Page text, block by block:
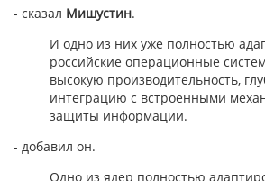
- сказал Мишустин.
И одно из них уже полностью
российские операционные
высокую производительность,
интеграцию с встроенными
защиты информации.
- добавил он.
Одно из ядер полностью